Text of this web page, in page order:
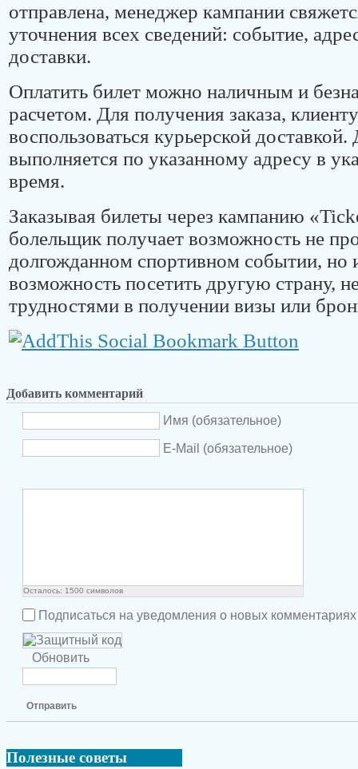
отправлена, менеджер кампании
уточнения всех сведений: событие,
доставки.
Оплатить билет можно наличным и
расчетом. Для получения заказа,
воспользоваться курьерской доставкой.
выполняется по указанному адресу в
время.
Заказывая билеты через кампанию
болельщик получает возможность не
долгожданном спортивном событии, но
возможность посетить другую страну,
трудностями в получении визы или
Добавить комментарий
Имя (обязательное)
E-Mail (обязательное)
Осталось: 1500 символов
Подписаться на уведомления о новых комментариях
Обновить
Отправить
Полезные советы